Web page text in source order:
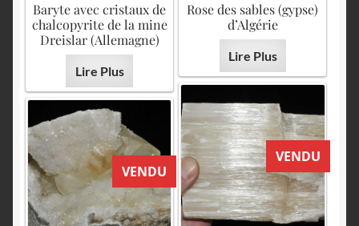
Baryte avec cristaux de
chalcopyrite de la mine
Dreislar (Allemagne)
Lire Plus
Rose des sables (gypse)
d’Algérie
Lire Plus
VENDU
VENDU